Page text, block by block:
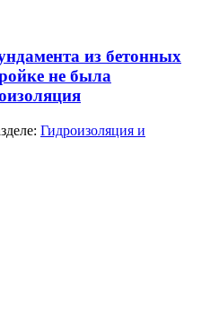
из бетонных
не была
Гидроизоляция и